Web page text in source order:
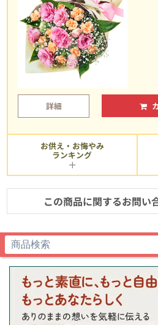
詳細
お供え・お悔やみ
ランキング
この商品に関するお問い